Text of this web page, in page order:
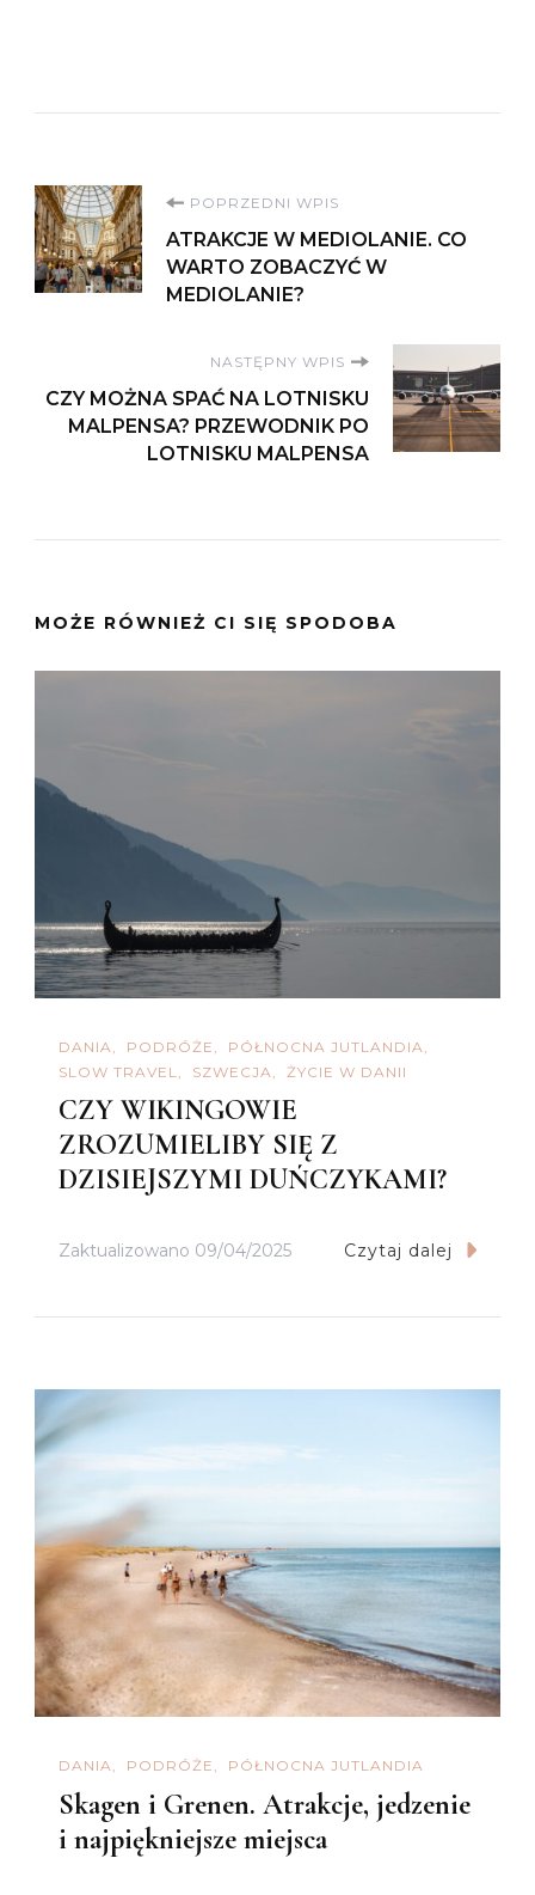
Nawigacja
wpisu
POPRZEDNI WPIS
ATRAKCJE W MEDIOLANIE. CO
WARTO ZOBACZYĆ W
MEDIOLANIE?
NASTĘPNY WPIS
CZY MOŻNA SPAĆ NA LOTNISKU
MALPENSA? PRZEWODNIK PO
LOTNISKU MALPENSA
MOŻE RÓWNIEŻ CI SIĘ SPODOBA
DANIA PODRÓŻE
PÓŁNOCNA JUTLANDIA
SLOW TRAVEL
SZWECJA ŻYCIE W DANII
CZY WIKINGOWIE
ZROZUMIELIBY SIĘ Z
DZISIEJSZYMI DUŃCZYKAMI?
Zaktualizowano 09/04/2025 Czytaj dalej
DANIA PODRÓŻE PÓŁNOCNA JUTLANDIA
Skagen i Grenen. Atrakcje, jedzenie
i najpiękniejsze miejsca